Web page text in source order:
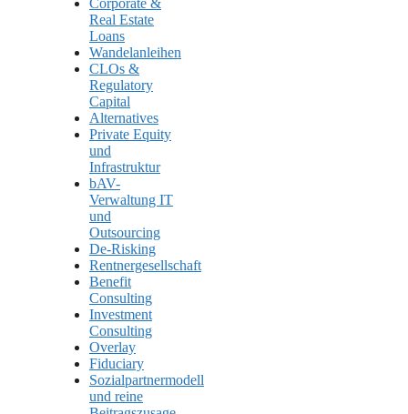
Corporate &
Real Estate
Loans
Wandelanleihen
CLOs &
Regulatory
Capital
Alternatives
Private Equity
und
Infrastruktur
bAV-
Verwaltung IT
und
Outsourcing
De-Risking
Rentnergesellschaft
Benefit
Consulting
Investment
Consulting
Overlay
Fiduciary
Sozialpartnermodell
und reine